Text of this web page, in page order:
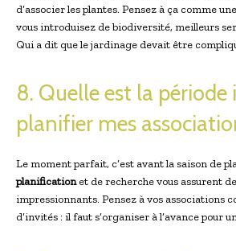
d’associer les plantes. Pensez à ça comme
vous introduisez de biodiversité, meilleurs
Qui a dit que le jardinage devait être
8. Quelle est la période
planifier mes
Le moment parfait, c’est avant la saison de
planificationet de recherche vous assurent
impressionnants. Pensez à vos associations
d’invités : il faut s’organiser à l’avance pour